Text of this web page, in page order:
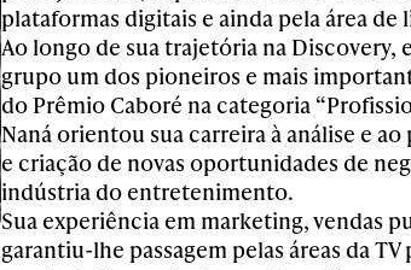
plataformas digitais e ainda pela área
Ao longo de sua trajetória na
grupo um dos pioneiros e mais
do Prêmio Caboré na categoria
Naná orientou sua carreira à análise e
e criação de novas oportunidades de
indústria do entretenimento.
Sua experiência em marketing, vendas
garantiu-lhe passagem pelas áreas da